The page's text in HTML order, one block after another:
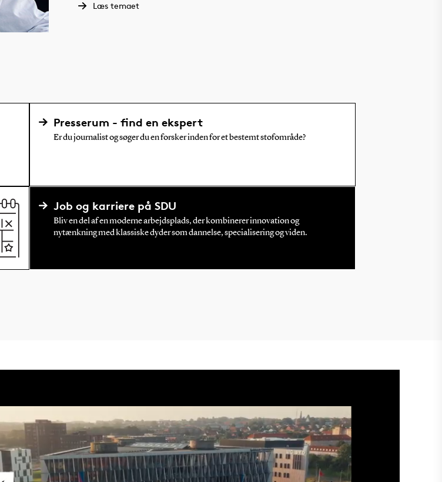
Læs temaet
Presserum - find en ekspert
Er du journalist og søger du en forsker inden for et bestemt stofområde?
Job og karriere på SDU
Bliv en del af en moderne arbejdsplads, der kombinerer innovation og
nytænkning med klassiske dyder som dannelse, specialisering og viden.